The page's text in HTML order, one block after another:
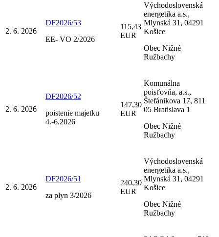
2. 6. 2026
DF2026/53
EE- VO 2/2026
115,43
EUR
Východoslovenská
energetika a.s.,
Mlynská 31, 04291
Košice
Obec Nižné
Ružbachy
2. 6. 2026
DF2026/52
poistenie majetku
4.-6.2026
147,30
EUR
Komunálna
poisťovňa, a.s.,
Štefánikova 17, 811
05 Bratislava 1
Obec Nižné
Ružbachy
2. 6. 2026
DF2026/51
za plyn 3/2026
240,30
EUR
Východoslovenská
energetika a.s.,
Mlynská 31, 04291
Košice
Obec Nižné
Ružbachy